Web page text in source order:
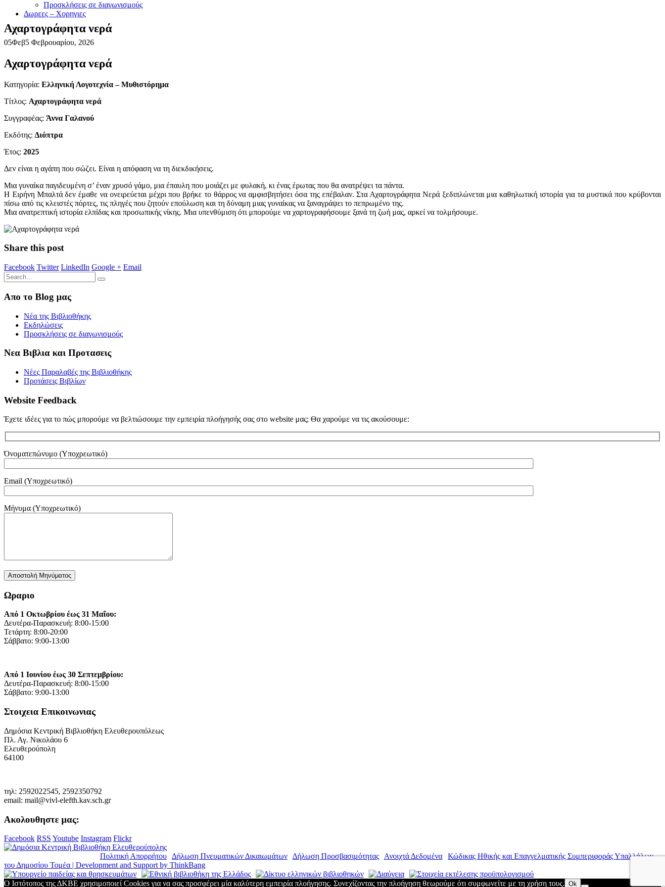
Προσκλήσεις σε διαγωνισμούς
Δωρεες – Χορηγιες
Αχαρτογράφητα νερά
05Φεβ5 Φεβρουαρίου, 2026
Αχαρτογράφητα νερά
Κατηγορία: Ελληνική Λογοτεχνία – Μυθιστόρημα
Τίτλος: Αχαρτογράφητα νερά
Συγγραφέας: Άννα Γαλανού
Εκδότης: Διόπτρα
Έτος: 2025
Δεν είναι η αγάπη που σώζει. Είναι η απόφαση να τη διεκδικήσεις.
Μια γυναίκα παγιδευμένη σ’ έναν χρυσό γάμο, μια έπαυλη που μοιάζει με φυλακή, κι ένας έρωτας που θα ανατρέψει τα πάντα.
Η Ειρήνη Μπαλτά δεν έμαθε να ονειρεύεται μέχρι που βρήκε το θάρρος να αμφισβητήσει όσα της επέβαλαν. Στα Αχαρτογράφητα Νερά ξεδιπλώνεται μια καθηλωτική ιστορία για τα μυστικά που κρύβονται
πίσω από τις κλειστές πόρτες, τις πληγές που ζητούν επούλωση και τη δύναμη μιας γυναίκας να ξαναγράψει το πεπρωμένο της.
Μια ανατρεπτική ιστορία ελπίδας και προσωπικής νίκης. Μια υπενθύμιση ότι μπορούμε να χαρτογραφήσουμε ξανά τη ζωή μας, αρκεί να τολμήσουμε.
Share this post
Facebook Twitter LinkedIn Google + Email
Απο το Blog μας
Νέα της Βιβλιοθήκης
Εκδηλώσεις
Προσκλήσεις σε διαγωνισμούς
Νεα Βιβλια και Προτασεις
Νέες Παραλαβές της Βιβλιοθήκης
Προτάσεις Βιβλίων
Website Feedback
Έχετε ιδέες για το πώς μπορούμε να βελτιώσουμε την εμπειρία πλοήγησής σας στο website μας; Θα χαρούμε να τις ακούσουμε:
Όνοματεπώνυμο (Υποχρεωτικό)
Email (Υποχρεωτικό)
Μήνυμα (Υποχρεωτικό)
Ωραριο
Από 1 Οκτωβρίου έως 31 Μαΐου:
Δευτέρα-Παρασκευή: 8:00-15:00
Τετάρτη: 8:00-20:00
Σάββατο: 9:00-13:00
Από 1 Ιουνίου έως 30 Σεπτεμβρίου:
Δευτέρα-Παρασκευή: 8:00-15:00
Σάββατο: 9:00-13:00
Στοιχεια Επικοινωνιας
Δημόσια Κεντρική Βιβλιοθήκη Ελευθερουπόλεως
Πλ. Αγ. Νικολάου 6
Ελευθερούπολη
64100
τηλ: 2592022545, 2592350792
email: mail@vivl-elefth.kav.sch.gr
Ακολουθηστε μας:
Facebook RSS Youtube Instagram Flickr
Πολιτική Απορρήτου Δήλωση Πνευματικών Δικαιωμάτων Δήλωση Προσβασιμότητας Ανοιχτά Δεδομένα
Κώδικας Ηθικής και Επαγγελματικής Συμπεριφοράς Υπαλλήλων
του Δημοσίου Τομέα | Development and Support by ThinkBang
Ο Ιστότοπος της ΔΚΒΕ χρησιμοποιεί Cookies για να σας προσφέρει μία καλύτερη εμπειρία πλοήγησης. Συνεχίζοντας την πλοήγηση θεωρούμε ότι συμφωνείτε με τη χρήση τους. Ok